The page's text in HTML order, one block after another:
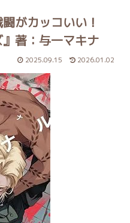
がカッコいい！
』著：与一マキナ
2025.09.15 2026.01.02